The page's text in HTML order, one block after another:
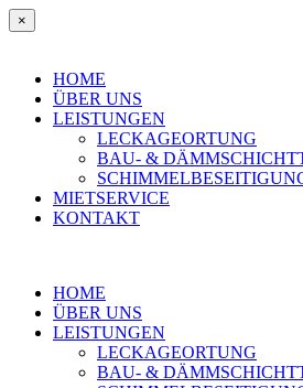
×
HOME
ÜBER UNS
LEISTUNGEN
LECKAGEORTUNG
BAU- &
MIETSERVICE
KONTAKT
HOME
ÜBER UNS
LEISTUNGEN
LECKAGEORTUNG
BAU- &